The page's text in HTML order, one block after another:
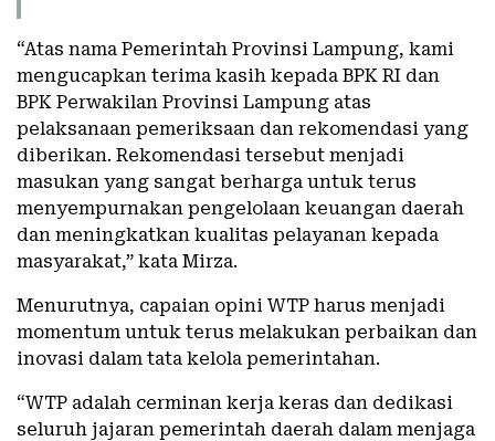
“Atas nama Pemerintah Provinsi Lampung, kami
mengucapkan terima kasih kepada BPK RI dan
BPK Perwakilan Provinsi Lampung atas
pelaksanaan pemeriksaan dan rekomendasi yang
diberikan. Rekomendasi tersebut menjadi
masukan yang sangat berharga untuk terus
menyempurnakan pengelolaan keuangan daerah
dan meningkatkan kualitas pelayanan kepada
masyarakat,” kata Mirza.
Menurutnya, capaian opini WTP harus menjadi
momentum untuk terus melakukan perbaikan dan
inovasi dalam tata kelola pemerintahan.
“WTP adalah cerminan kerja keras dan dedikasi
seluruh jajaran pemerintah daerah dalam menjaga